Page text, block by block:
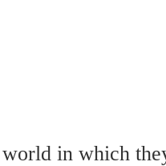
world in which